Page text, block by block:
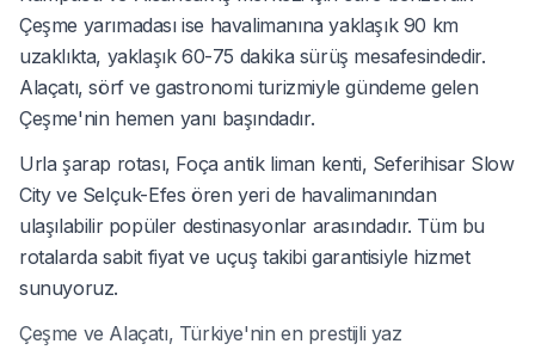
Çeşme yarımadası ise havalimanına yaklaşık 90 km
uzaklıkta, yaklaşık 60-75 dakika sürüş mesafesindedir.
Alaçatı, sörf ve gastronomi turizmiyle gündeme gelen
Çeşme'nin hemen yanı başındadır.
Urla şarap rotası, Foça antik liman kenti, Seferihisar Slow
City ve Selçuk-Efes ören yeri de havalimanından
ulaşılabilir popüler destinasyonlar arasındadır. Tüm bu
rotalarda sabit fiyat ve uçuş takibi garantisiyle hizmet
sunuyoruz.
Çeşme ve Alaçatı, Türkiye'nin en prestijli yaz